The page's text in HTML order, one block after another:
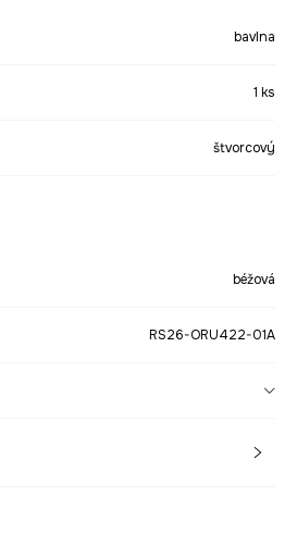
bavlna
1 ks
štvorcový
béžová
RS26-ORU422-01A